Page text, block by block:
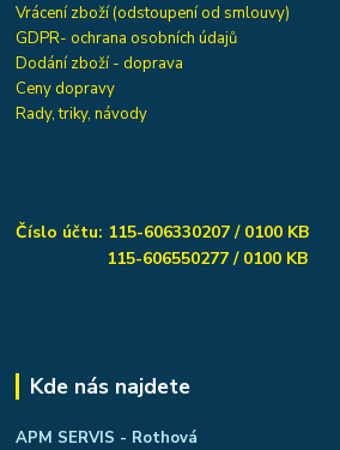
Vrácení zboží (odstoupení od smlouvy)
GDPR- ochrana osobních údajů
Dodání zboží - doprava
Ceny dopravy
Rady, triky, návody
Číslo účtu: 115-606330207 / 0100 KB
115-606550277 / 0100 KB
Kde nás najdete
APM SERVIS - Rothová